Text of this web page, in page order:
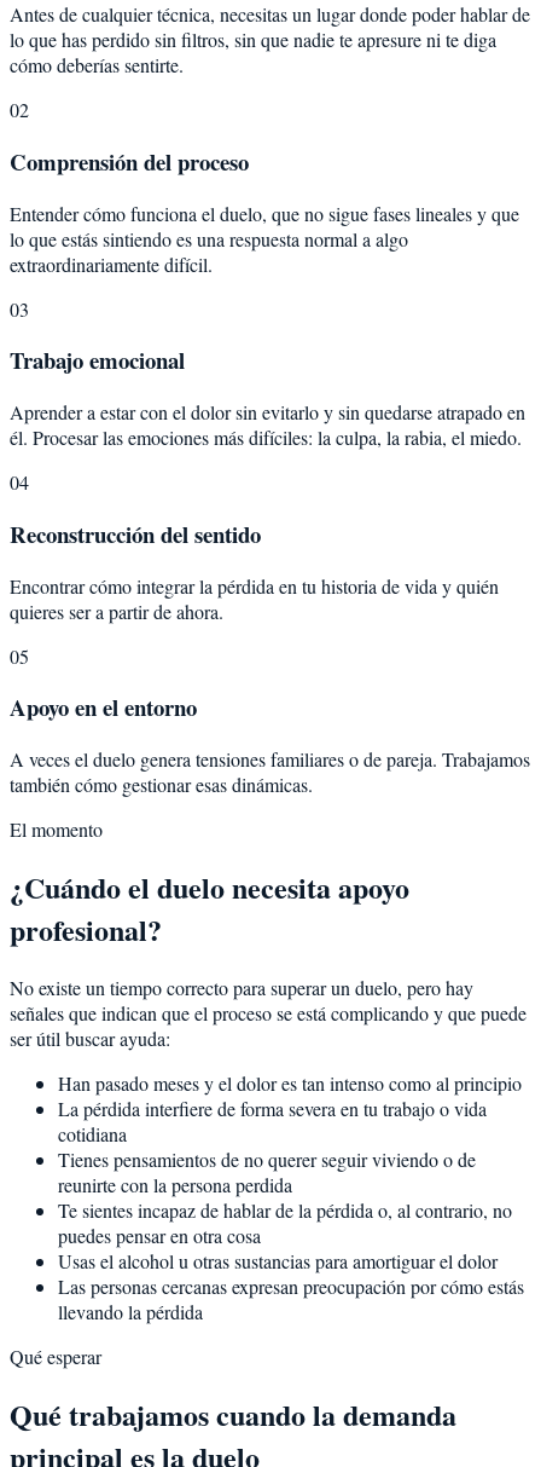
Antes de cualquier técnica, necesitas un lugar donde poder hablar de
lo que has perdido sin filtros, sin que nadie te apresure ni te diga
cómo deberías sentirte.
02
Comprensión del proceso
Entender cómo funciona el duelo, que no sigue fases lineales y que
lo que estás sintiendo es una respuesta normal a algo
extraordinariamente difícil.
03
Trabajo emocional
Aprender a estar con el dolor sin evitarlo y sin quedarse atrapado en
él. Procesar las emociones más difíciles: la culpa, la rabia, el miedo.
04
Reconstrucción del sentido
Encontrar cómo integrar la pérdida en tu historia de vida y quién
quieres ser a partir de ahora.
05
Apoyo en el entorno
A veces el duelo genera tensiones familiares o de pareja. Trabajamos
también cómo gestionar esas dinámicas.
El momento
¿Cuándo el duelo necesita apoyo
profesional?
No existe un tiempo correcto para superar un duelo, pero hay
señales que indican que el proceso se está complicando y que puede
ser útil buscar ayuda:
Han pasado meses y el dolor es tan intenso como al principio
La pérdida interfiere de forma severa en tu trabajo o vida
cotidiana
Tienes pensamientos de no querer seguir viviendo o de
reunirte con la persona perdida
Te sientes incapaz de hablar de la pérdida o, al contrario, no
puedes pensar en otra cosa
Usas el alcohol u otras sustancias para amortiguar el dolor
Las personas cercanas expresan preocupación por cómo estás
llevando la pérdida
Qué esperar
Qué trabajamos cuando la demanda
principal es la duelo